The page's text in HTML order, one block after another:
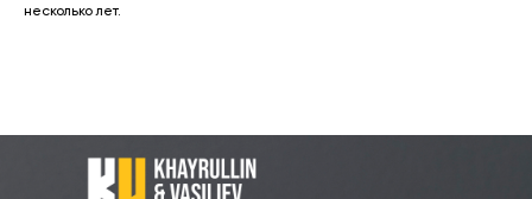
несколько лет.